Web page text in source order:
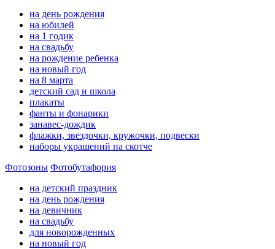
на день рождения
на юбилей
на 1 годик
на свадьбу
на рождение ребенка
на новый год
на 8 марта
детский сад и школа
плакаты
фанты и фонарики
занавес-дождик
флажки, звездочки, кружочки, подвески
наборы украшений на скотче
Фотозоны Фотобутафория
на детский праздник
на день рождения
на девичник
на свадьбу
для новорожденных
на новый год